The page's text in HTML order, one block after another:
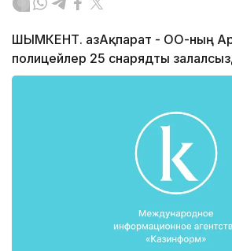
ШЫМКЕНТ. ҚазАқпарат - ОҚО-ның
полицейлер 25 снарядты